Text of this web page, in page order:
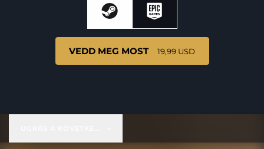
VEDD MEG MOST 19,99 USD